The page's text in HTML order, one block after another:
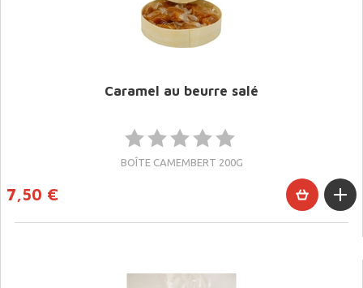
Caramel au beurre salé
BOÎTE CAMEMBERT 200G
7,50 €